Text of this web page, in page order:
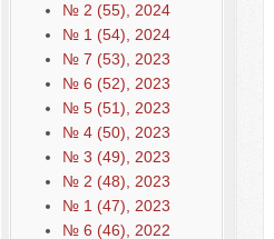
№ 2 (55), 2024
№ 1 (54), 2024
№ 7 (53), 2023
№ 6 (52), 2023
№ 5 (51), 2023
№ 4 (50), 2023
№ 3 (49), 2023
№ 2 (48), 2023
№ 1 (47), 2023
№ 6 (46), 2022